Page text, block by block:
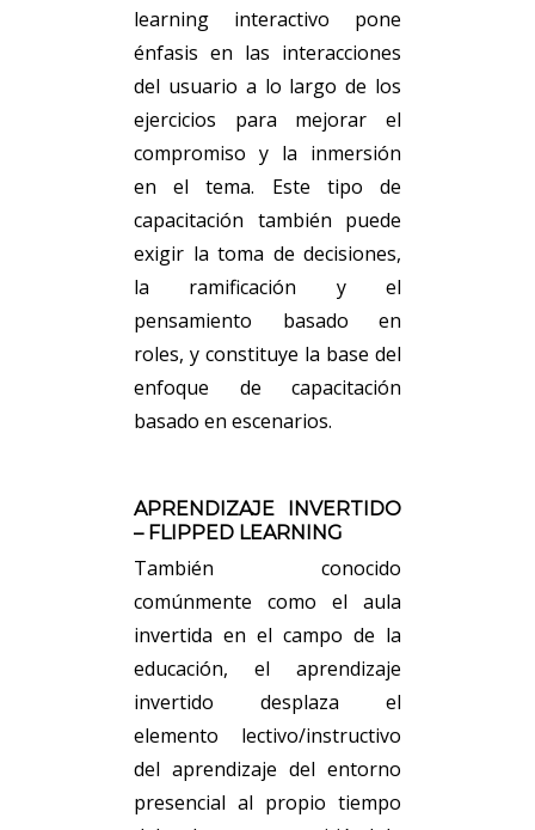
learning interactivo pone
énfasis en las interacciones
del usuario a lo largo de los
ejercicios para mejorar el
compromiso y la inmersión
en el tema. Este tipo de
capacitación también puede
exigir la toma de decisiones,
la ramificación y el
pensamiento basado en
roles, y constituye la base del
enfoque de capacitación
basado en escenarios.
APRENDIZAJE INVERTIDO
– FLIPPED LEARNING
También conocido
comúnmente como el aula
invertida en el campo de la
educación, el aprendizaje
invertido desplaza el
elemento lectivo/instructivo
del aprendizaje del entorno
presencial al propio tiempo